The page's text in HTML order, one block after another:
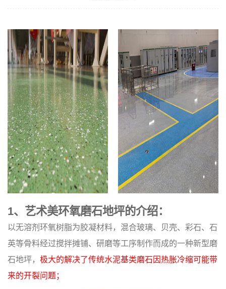
1、艺术美环氧磨石地坪的介绍：
以无溶剂环氧树脂为胶凝材料，混合玻璃、贝壳、彩石、石
英等骨料经过搅拌摊铺、研磨等工序制作而成的一种新型磨
石地坪， 极大的解决了传统水泥基类磨石因热胀冷缩可能带
来的开裂问题；